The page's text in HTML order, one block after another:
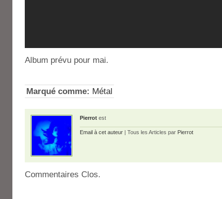
Album prévu pour mai.
Marqué comme: Métal
Pierrot est
Email à cet auteur | Tous les Articles par Pierrot
Commentaires Clos.